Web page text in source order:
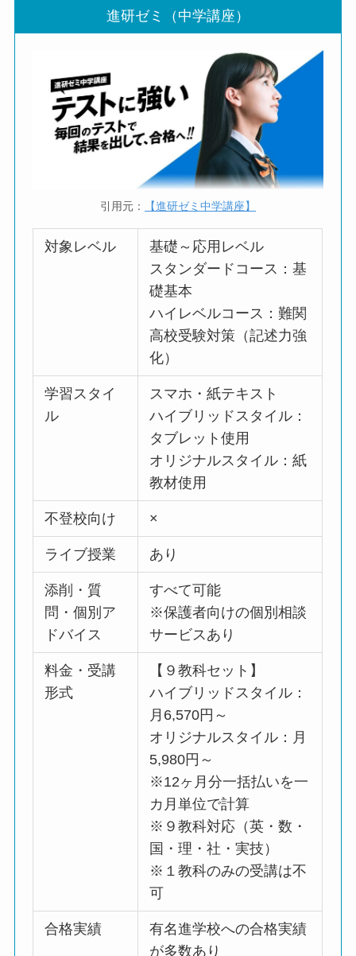
進研ゼミ（中学講座）
引用元： 【進研ゼミ中学講座】
対象レベル
基礎～応用レベル
スタンダードコース：基
礎基本
ハイレベルコース：難関
高校受験対策（記述力強
化）
学習スタイ
ル
スマホ・紙テキスト
ハイブリッドスタイル：
タブレット使用
オリジナルスタイル：紙
教材使用
不登校向け ×
ライブ授業 あり
添削・質
問・個別ア
ドバイス
すべて可能
※保護者向けの個別相談
サービスあり
料金・受講
形式
【９教科セット】
ハイブリッドスタイル：
月6,570円～
オリジナルスタイル：月
5,980円～
※12ヶ月分一括払いを一
カ月単位で計算
※９教科対応（英・数・
国・理・社・実技）
※１教科のみの受講は不
可
合格実績
有名進学校への合格実績
が多数あり